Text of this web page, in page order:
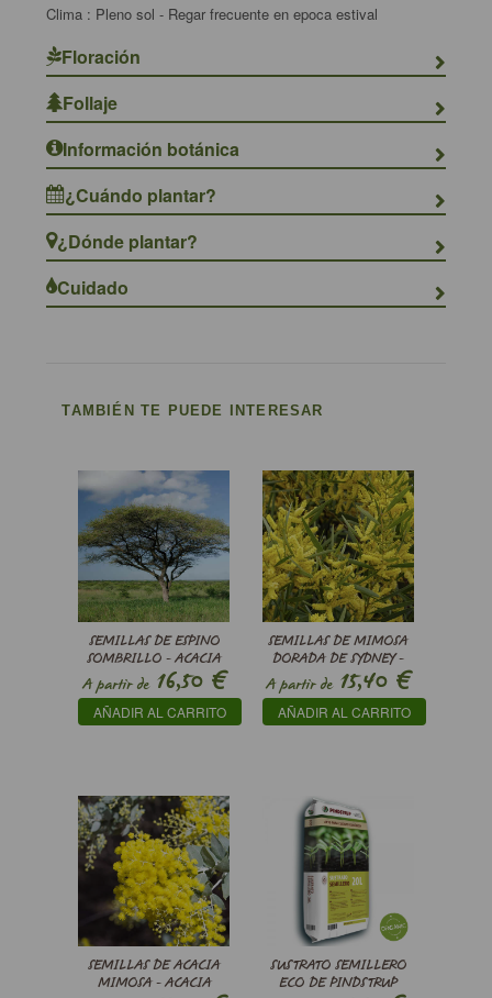
Clima : Pleno sol - Regar frecuente en epoca estival
Floración
Follaje
Información botánica
¿Cuándo plantar?
¿Dónde plantar?
Cuidado
TAMBIÉN TE PUEDE INTERESAR
SEMILLAS DE ESPINO
SOMBRILLO - ACACIA
TORTILIS
A partir de16,50€
AÑADIR AL CARRITO
SEMILLAS DE MIMOSA
DORADA DE SYDNEY -
ACACIA LONGIFOLIA
A partir de15,40€
AÑADIR AL CARRITO
SEMILLAS DE ACACIA
MIMOSA - ACACIA
SUSTRATO SEMILLERO
ECO DE PINDSTRUP